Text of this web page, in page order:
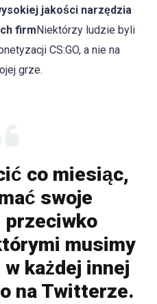
jakości narzędzia
firmNiektórzy ludzie byli
CS:GO, a nie na
grze.
co miesiąc,
swoje
musimy
każdej innej
na Twitterze.